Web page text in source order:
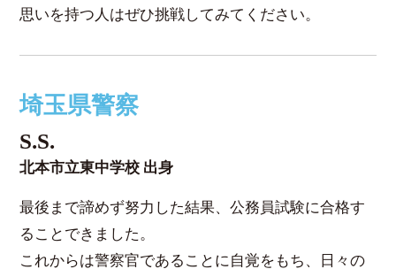
思いを持つ人はぜひ挑戦してみてください。
埼玉県警察
S.S.
北本市立東中学校 出身
最後まで諦めず努力した結果、公務員試験に合格す
ることできました。
これからは警察官であることに自覚をもち、日々の